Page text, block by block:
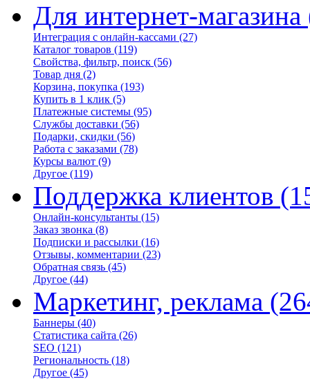
Для интернет-магазина
Интеграция с онлайн-кассами (27)
Каталог товаров (119)
Свойства, фильтр, поиск (56)
Товар дня (2)
Корзина, покупка (193)
Купить в 1 клик (5)
Платежные системы (95)
Службы доставки (56)
Подарки, скидки (56)
Работа с заказами (78)
Курсы валют (9)
Другое (119)
Поддержка клиентов
Онлайн-консультанты (15)
Заказ звонка (8)
Подписки и рассылки (16)
Отзывы, комментарии (23)
Обратная связь (45)
Другое (44)
Маркетинг, реклама
Баннеры (40)
Статистика сайта (26)
SEO (121)
Региональность (18)
Другое (45)